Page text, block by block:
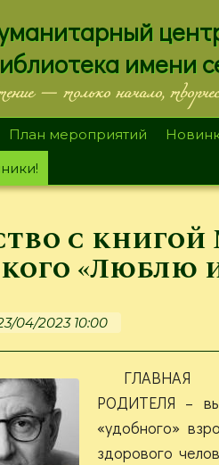
имени
— только начало,
План мероприятий
с
«Люблю
04/2023 10:00
РОДИТЕЛЯ –
«удобного»
здорового